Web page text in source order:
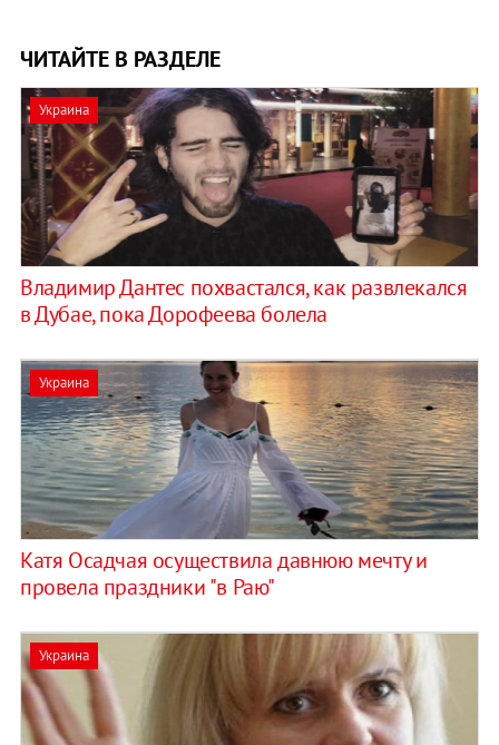
ЧИТАЙТЕ В РАЗДЕЛЕ
Украина
Владимир Дантес похвастался, как развлекался
в Дубае, пока Дорофеева болела
Украина
Катя Осадчая осуществила давнюю мечту и
провела праздники "в Раю"
Украина